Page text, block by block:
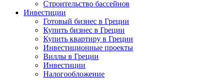
Строительство бассейнов
Инвестиции
Готовый бизнес в Греции
Купить бизнес в Греции
Купить квартиру в Греции
Инвестиционные проекты
Виллы в Греции
Инвестиции
Налогообложение